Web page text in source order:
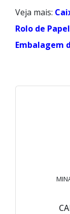
Veja mais:
Rolo de
Embalagem